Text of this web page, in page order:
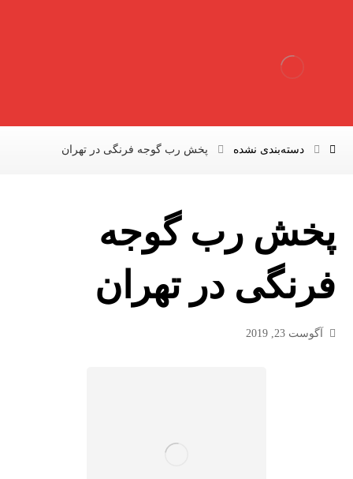
دسته‌بندی نشده پخش رب گوجه فرنگی در تهران
پخش رب گوجه
فرنگی در تهران
آگوست 23, 2019